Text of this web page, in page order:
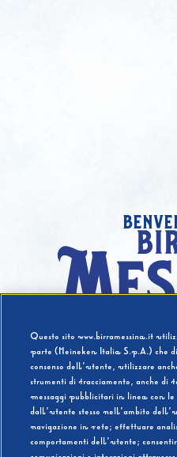
Hai
SI
Questo sito www.birramessina.it
parte (Heineken Italia S.p.A.) che
consenso dell’utente, utilizzare
strumenti di tracciamento, anche di
messaggi pubblicitari in linea con
dall’utente stesso nell’ambito
navigazione in rete; effettuare
comportamenti dell’utente;